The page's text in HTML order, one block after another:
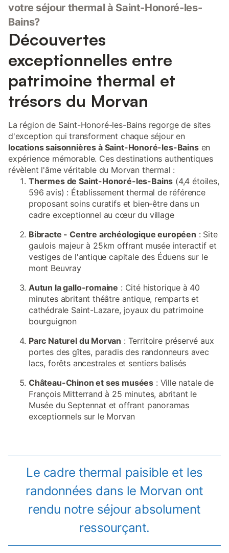
votre séjour thermal à Saint-Honoré-les-
Bains?
Découvertes
exceptionnelles entre
patrimoine thermal et
trésors du Morvan
La région de Saint-Honoré-les-Bains regorge de sites
d'exception qui transforment chaque séjour en
locations saisonnières à Saint-Honoré-les-Bainsen
expérience mémorable. Ces destinations authentiques
révèlent l'âme véritable du Morvan thermal :
Thermes de Saint-Honoré-les-Bains (4,4 étoiles,
596 avis) : Établissement thermal de référence
proposant soins curatifs et bien-être dans un
cadre exceptionnel au cœur du village
Bibracte - Centre archéologique européen : Site
gaulois majeur à 25km offrant musée interactif et
vestiges de l'antique capitale des Éduens sur le
mont Beuvray
Autun la gallo-romaine : Cité historique à 40
minutes abritant théâtre antique, remparts et
cathédrale Saint-Lazare, joyaux du patrimoine
bourguignon
Parc Naturel du Morvan : Territoire préservé aux
portes des gîtes, paradis des randonneurs avec
lacs, forêts ancestrales et sentiers balisés
Château-Chinon et ses musées : Ville natale de
François Mitterrand à 25 minutes, abritant le
Musée du Septennat et offrant panoramas
exceptionnels sur le Morvan
Le cadre thermal paisible et les
randonnées dans le Morvan ont
rendu notre séjour absolument
ressourçant.